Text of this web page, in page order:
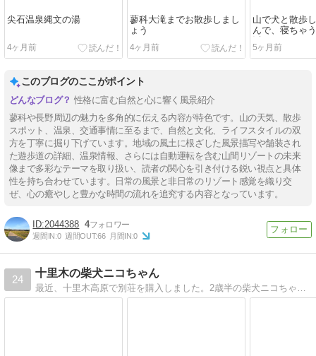
尖石温泉縄文の湯
4ヶ月前
蓼科大滝までお散歩しまし
ょう
4ヶ月前
山で犬と散歩
んで、寝ちゃ
活をしていき
5ヶ月前
このブログのここがポイント
性格に富む自然と心に響く風景紹介
蓼科や長野周辺の魅力を多角的に伝える内容が特色です。山の天気、散歩
スポット、温泉、交通事情に至るまで、自然と文化、ライフスタイルの双
方を丁寧に掘り下げています。地域の風土に根ざした風景描写や舗装され
た遊歩道の詳細、温泉情報、さらには自動運転を含む山間リゾートの未来
像まで多彩なテーマを取り扱い、読者の関心を引き付ける鋭い視点と具体
性を持ち合わせています。日常の風景と非日常のリゾート感覚を織り交
ぜ、心の癒やしと豊かな時間の流れを追究する内容となっています。
2044388 4
週間IN:0 週間OUT:66 月間IN:0
24
十里木の柴犬ニコちゃん
最近、十里木高原で別荘を購入しました。2歳半の柴犬ニコちゃんと週末は一緒に十里木で過ごしてます。